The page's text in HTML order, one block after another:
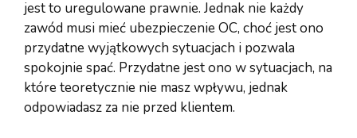
jest to uregulowane prawnie. Jednak nie każdy
zawód musi mieć ubezpieczenie OC, choć jest ono
przydatne wyjątkowych sytuacjach i pozwala
spokojnie spać. Przydatne jest ono w sytuacjach, na
które teoretycznie nie masz wpływu, jednak
odpowiadasz za nie przed klientem.